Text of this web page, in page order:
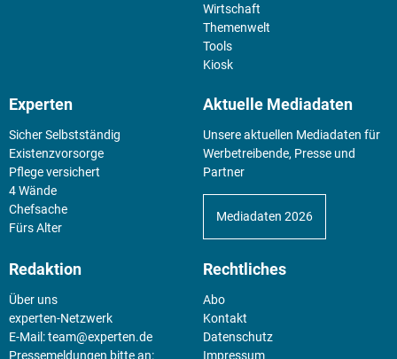
Wirtschaft
Themenwelt
Tools
Kiosk
Experten
Sicher Selbstständig
Existenz­vorsorge
Pflege versichert
4 Wände
Chefsache
Fürs Alter
Aktuelle Mediadaten
Unsere aktuellen Mediadaten für
Werbetreibende, Presse und
Partner
Mediadaten 2026
Redaktion
Über uns
experten-Netzwerk
E-Mail:team@experten.de
Pressemeldungen bitte an:
Rechtliches
Abo
Kontakt
Datenschutz
Impressum